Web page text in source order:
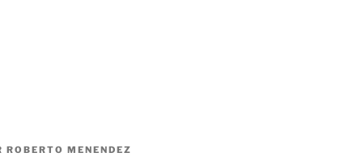
ROBERTO MENENDEZ